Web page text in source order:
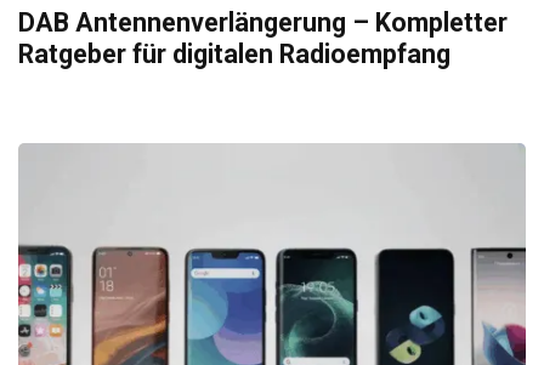
DAB Antennenverlängerung – Kompletter
Ratgeber für digitalen Radioempfang